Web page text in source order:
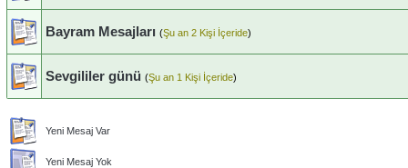
Bayram Mesajları (Şu an 2 Kişi İçeride)
Sevgililer günü (Şu an 1 Kişi İçeride)
Yeni Mesaj Var
Yeni Mesaj Yok